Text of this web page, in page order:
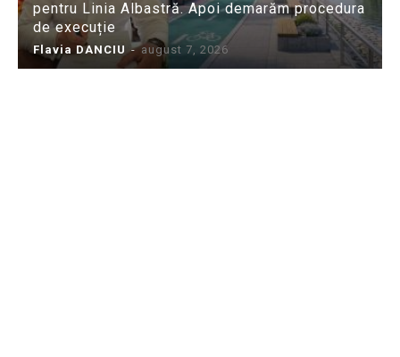
pentru Linia Albastră. Apoi demarăm procedura
de execuție
Flavia DANCIU - august 7, 2026